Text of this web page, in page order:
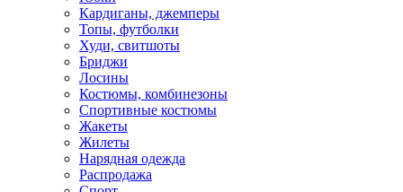
Кардиганы, джемперы
Топы, футболки
Худи, свитшоты
Бриджи
Лосины
Костюмы, комбинезоны
Спортивные костюмы
Жакеты
Жилеты
Нарядная одежда
Распродажа